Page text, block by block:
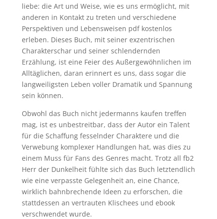
liebe: die Art und Weise, wie es uns ermöglicht, mit
anderen in Kontakt zu treten und verschiedene
Perspektiven und Lebensweisen pdf kostenlos
erleben. Dieses Buch, mit seiner exzentrischen
Charakterschar und seiner schlendernden
Erzählung, ist eine Feier des Außergewöhnlichen im
Alltäglichen, daran erinnert es uns, dass sogar die
langweiligsten Leben voller Dramatik und Spannung
sein können.
Obwohl das Buch nicht jedermanns kaufen treffen
mag, ist es unbestreitbar, dass der Autor ein Talent
für die Schaffung fesselnder Charaktere und die
Verwebung komplexer Handlungen hat, was dies zu
einem Muss für Fans des Genres macht. Trotz all fb2
Herr der Dunkelheit fühlte sich das Buch letztendlich
wie eine verpasste Gelegenheit an, eine Chance,
wirklich bahnbrechende Ideen zu erforschen, die
stattdessen an vertrauten Klischees und ebook
verschwendet wurde.